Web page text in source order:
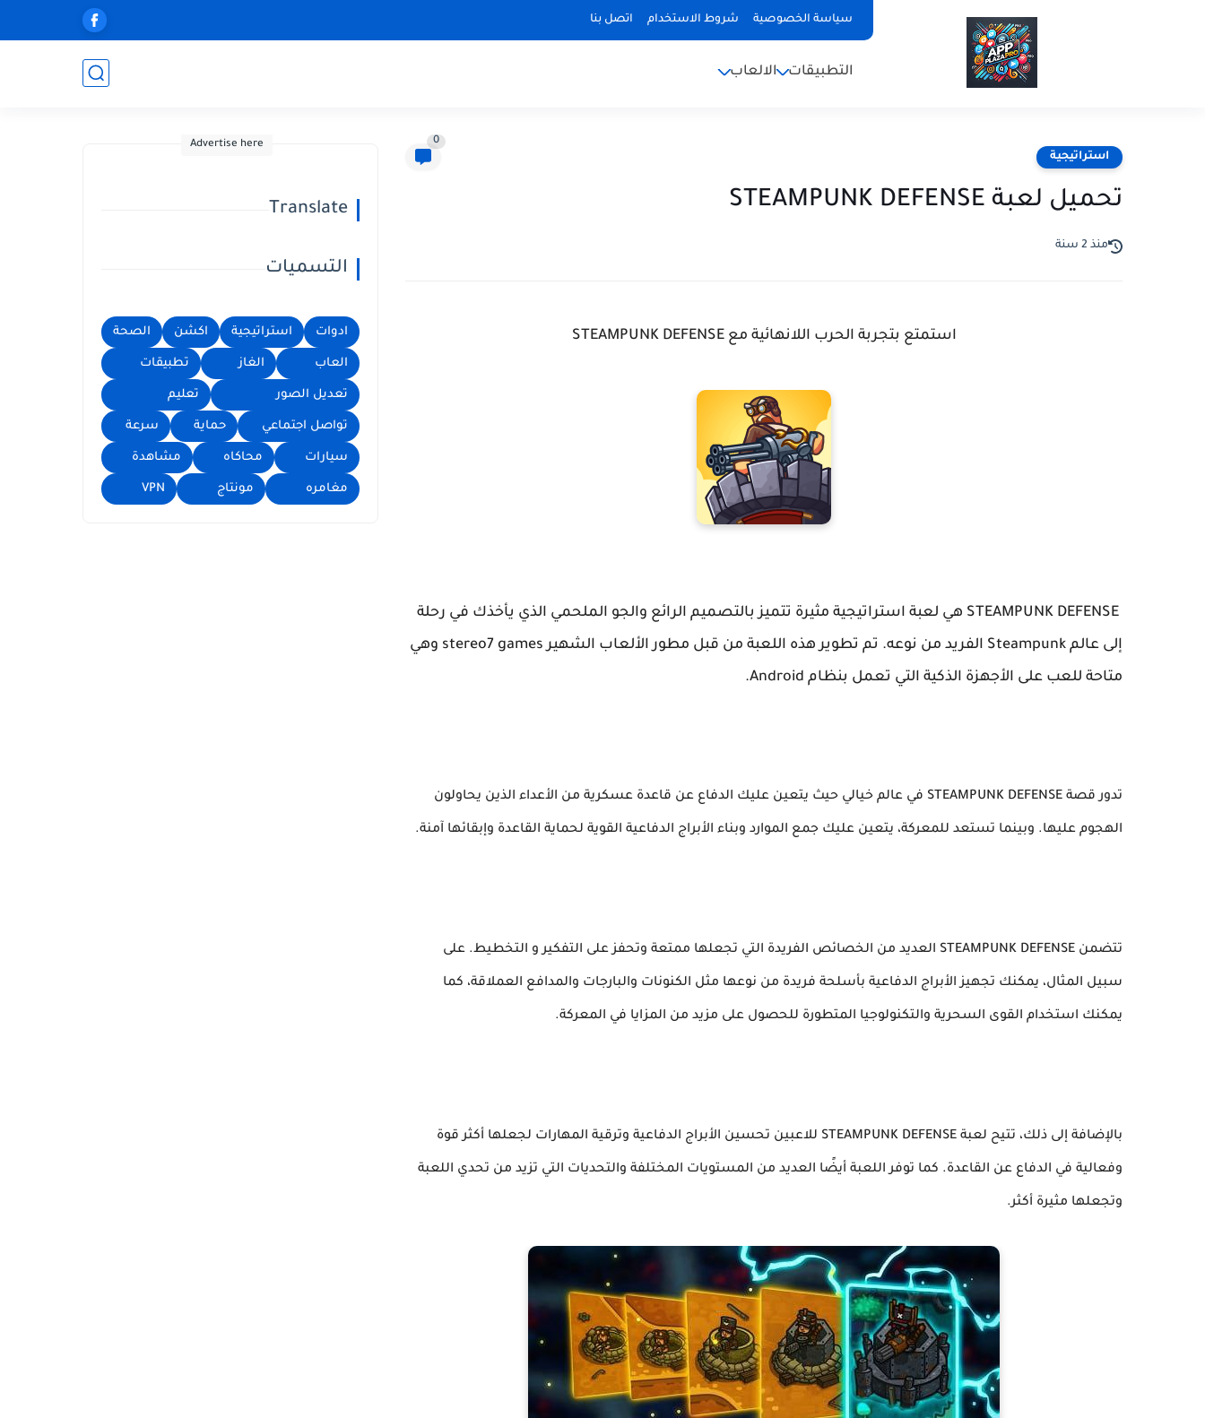
سياسة الخصوصية شروط الاستخدام اتصل بنا
التطبيقات الالعاب
استراتيجية
0
تحميل لعبة STEAMPUNK DEFENSE
منذ 2 سنة
استمتع بتجربة الحرب اللانهائية مع STEAMPUNK DEFENSE
STEAMPUNK DEFENSE هي لعبة استراتيجية مثيرة تتميز بالتصميم الرائع والجو الملحمي الذي يأخذك في رحلة
إلى عالم Steampunk الفريد من نوعه. تم تطوير هذه اللعبة من قبل مطور الألعاب الشهير stereo7 games وهي
متاحة للعب على الأجهزة الذكية التي تعمل بنظام Android.
تدور قصة STEAMPUNK DEFENSE في عالم خيالي حيث يتعين عليك الدفاع عن قاعدة عسكرية من الأعداء الذين يحاولون
الهجوم عليها. وبينما تستعد للمعركة، يتعين عليك جمع الموارد وبناء الأبراج الدفاعية القوية لحماية القاعدة وإبقائها آمنة.
تتضمن STEAMPUNK DEFENSE العديد من الخصائص الفريدة التي تجعلها ممتعة وتحفز على التفكير و التخطيط. على
سبيل المثال، يمكنك تجهيز الأبراج الدفاعية بأسلحة فريدة من نوعها مثل الكنونات والبارجات والمدافع العملاقة، كما
يمكنك استخدام القوى السحرية والتكنولوجيا المتطورة للحصول على مزيد من المزايا في المعركة.
بالإضافة إلى ذلك، تتيح لعبة STEAMPUNK DEFENSE للاعبين تحسين الأبراج الدفاعية وترقية المهارات لجعلها أكثر قوة
وفعالية في الدفاع عن القاعدة. كما توفر اللعبة أيضًا العديد من المستويات المختلفة والتحديات التي تزيد من تحدي اللعبة
وتجعلها مثيرة أكثر.
Advertise here
Translate
التسميات
ادوات استراتيجية اكشن الصحة
العاب الغاز تطبيقات
تعديل الصور تعليم
تواصل اجتماعي حماية سرعة
سيارات محاكاه مشاهدة
مغامره مونتاج VPN